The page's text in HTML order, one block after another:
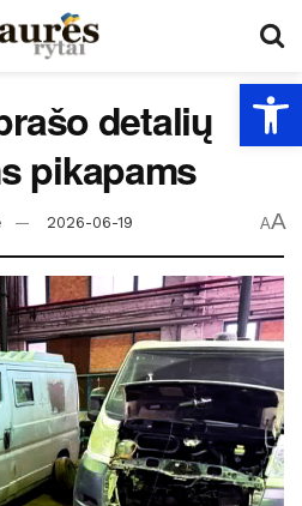
detalių
pikapams
2026-06-19 AA